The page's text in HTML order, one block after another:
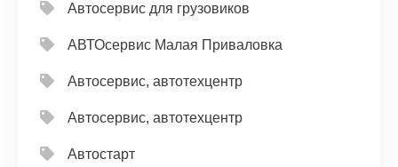
Автосервис для грузовиков
АВТОсервис Малая Приваловка
Автосервис, автотехцентр
Автосервис, автотехцентр
Автостарт